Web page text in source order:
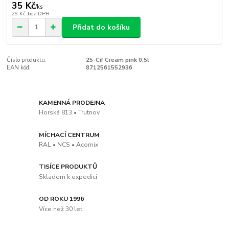
35 Kč/ks
29 Kč bez DPH
Přidat do košíku
Číslo produktu:
25-Cif Cream pink 0,5l
EAN kód:
8712561552936
KAMENNÁ PRODEJNA
Horská 813 • Trutnov
MÍCHACÍ CENTRUM
RAL • NCS • Acomix
TISÍCE PRODUKTŮ
Skladem k expedici
OD ROKU 1996
Více než 30 let